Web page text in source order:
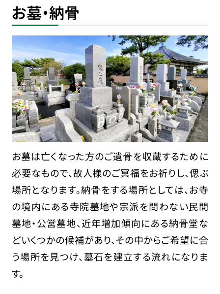
お墓・納骨
お墓は亡くなった方のご遺骨を収蔵するために
必要なもので、故人様のご冥福をお祈りし、偲ぶ
場所となります。納骨をする場所としては、お寺
の境内にある寺院墓地や宗派を問わない民間
墓地・公営墓地、近年増加傾向にある納骨堂な
どいくつかの候補があり、その中からご希望に合
う場所を見つけ、墓石を建立する流れになりま
す。